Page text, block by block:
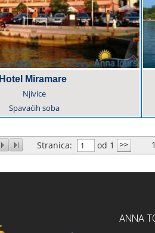
Hotel Miramare
Njivice
Spavaćih soba
Stranica: od 1 1
ANNA